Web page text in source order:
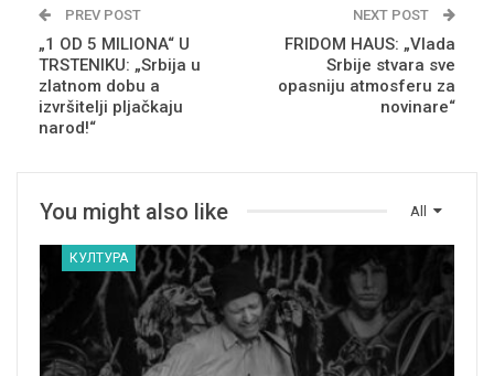
PREV POST
„1 OD 5 MILIONA“ U
TRSTENIKU: „Srbija u
zlatnom dobu a
izvršitelji pljačkaju
narod!“
NEXT POST
FRIDOM HAUS: „Vlada
Srbije stvara sve
opasniju atmosferu za
novinare“
All
You might also like
КУЛТУРА